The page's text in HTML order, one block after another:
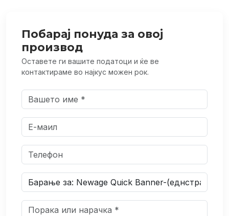
Побарај понуда за овој
производ
Оставете ги вашите податоци и ќе ве
контактираме во најкус можен рок.